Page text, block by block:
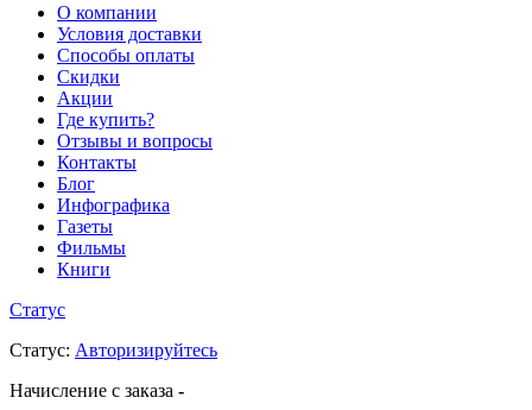
О компании
Условия доставки
Способы оплаты
Скидки
Акции
Где купить?
Отзывы и вопросы
Контакты
Блог
Инфографика
Газеты
Фильмы
Книги
Статус
Статус: Авторизируйтесь
Начисление с заказа -